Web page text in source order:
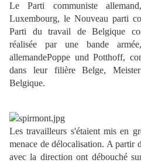
Le Parti communiste
Luxembourg, le Nouveau parti
Parti du travail de Belgique
réalisée par une bande
allemandePoppe und Potthoff,
dans leur filière Belge,
Belgique.
Les travailleurs s'étaient mis en
menace de délocalisation. A partir
avec la direction ont débouché